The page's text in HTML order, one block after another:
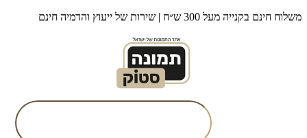
משלוח חינם בקנייה מעל 300 ש״ח | שירות של ייעוץ והדמיה חינם